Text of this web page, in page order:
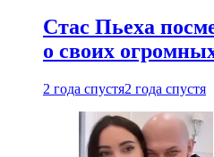
Стас Пьеха
о своих
2 года спустя2 года спустя